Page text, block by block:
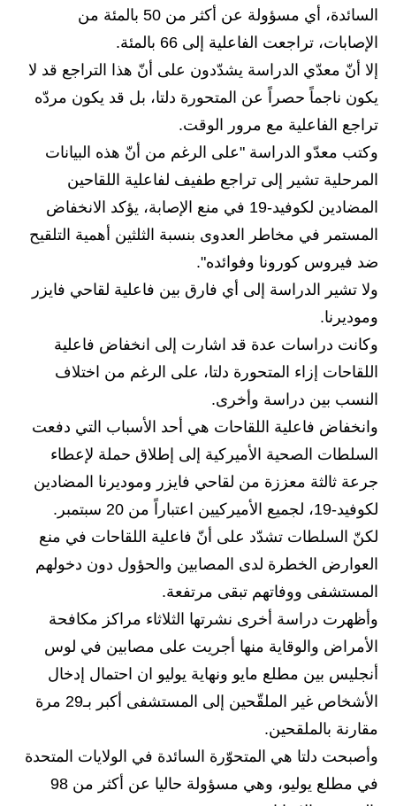
المرحلة الابتدائية
المرحلة المتوسطة
المرحلة الاعدادية
مرشحات
المرحلة الابتدائية
المرحلة المتوسطة
كتب مدرسية
المرحلة الابتدائية
المرحلة المتوسطة
المرحلة الاعدادية
ملازم دراسية
المرحلة الابتدائية
المرحلة المتوسطة
المرحلة الاعدادية
دروس
المرحلة الابتدائية
المرحلة المتوسطة
المرحلة الاعدادية
مواضيع انشاء
السائدة، أي مسؤولة عن أكثر من 50 بالمئة من
الإصابات، تراجعت الفاعلية إلى 66 بالمئة.
إلا أنّ معدّي الدراسة يشدّدون على أنّ هذا التراجع قد لا
يكون ناجماً حصراً عن المتحورة دلتا، بل قد يكون مردّه
تراجع الفاعلية مع مرور الوقت.
وكتب معدّو الدراسة "على الرغم من أنّ هذه البيانات
المرحلية تشير إلى تراجع طفيف لفاعلية اللقاحين
المضادين لكوفيد-19 في منع الإصابة، يؤكد الانخفاض
المستمر في مخاطر العدوى بنسبة الثلثين أهمية التلقيح
ضد فيروس كورونا وفوائده".
ولا تشير الدراسة إلى أي فارق بين فاعلية لقاحي فايزر
وموديرنا.
وكانت دراسات عدة قد اشارت إلى انخفاض فاعلية
اللقاحات إزاء المتحورة دلتا، على الرغم من اختلاف
النسب بين دراسة وأخرى.
وانخفاض فاعلية اللقاحات هي أحد الأسباب التي دفعت
السلطات الصحية الأميركية إلى إطلاق حملة لإعطاء
جرعة ثالثة معززة من لقاحي فايزر وموديرنا المضادين
لكوفيد-19، لجميع الأميركيين اعتباراً من 20 سبتمبر.
لكنّ السلطات تشدّد على أنّ فاعلية اللقاحات في منع
العوارض الخطرة لدى المصابين والحؤول دون دخولهم
المستشفى ووفاتهم تبقى مرتفعة.
وأظهرت دراسة أخرى نشرتها الثلاثاء مراكز مكافحة
الأمراض والوقاية منها أجريت على مصابين في لوس
أنجليس بين مطلع مايو ونهاية يوليو ان احتمال إدخال
الأشخاص غير الملقّحين إلى المستشفى أكبر بـ29 مرة
مقارنة بالملقحين.
وأصبحت دلتا هي المتحوّرة السائدة في الولايات المتحدة
في مطلع يوليو، وهي مسؤولة حاليا عن أكثر من 98